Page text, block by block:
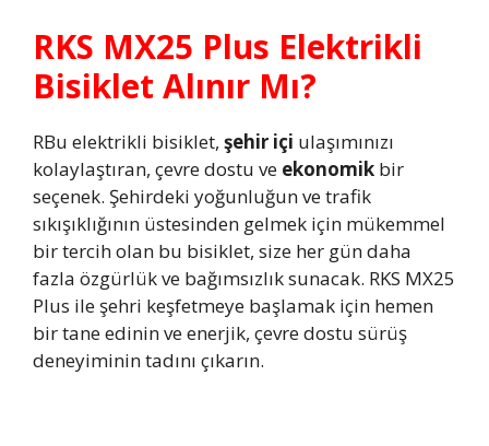
RKS MX25 Plus Elektrikli
Bisiklet Alınır Mı?
RBu elektrikli bisiklet, şehir içi ulaşımınızı
kolaylaştıran, çevre dostu ve ekonomik bir
seçenek. Şehirdeki yoğunluğun ve trafik
sıkışıklığının üstesinden gelmek için mükemmel
bir tercih olan bu bisiklet, size her gün daha
fazla özgürlük ve bağımsızlık sunacak. RKS MX25
Plus ile şehri keşfetmeye başlamak için hemen
bir tane edinin ve enerjik, çevre dostu sürüş
deneyiminin tadını çıkarın.